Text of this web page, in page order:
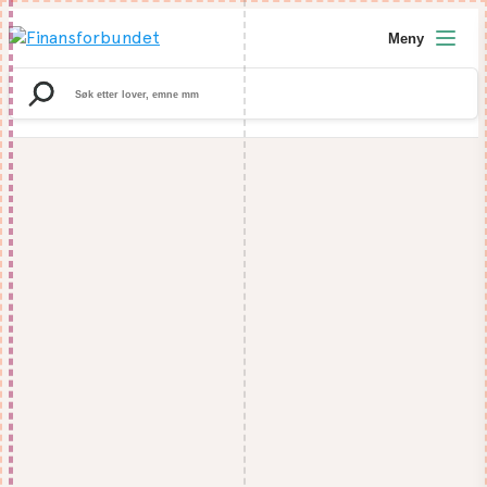
Search
for:
Meny